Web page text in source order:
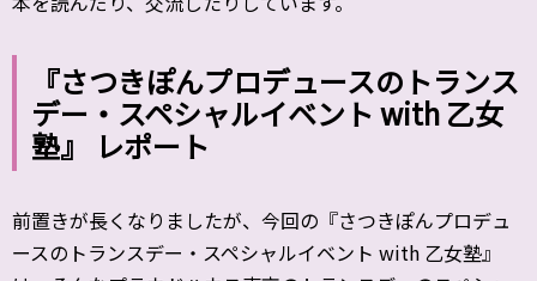
『さつきぽんプロデュースのトランス
デー・スペシャルイベント with 乙女
塾』 レポート
前置きが長くなりましたが、今回の『さつきぽんプロデュ
ースのトランスデー・スペシャルイベント with 乙女塾』